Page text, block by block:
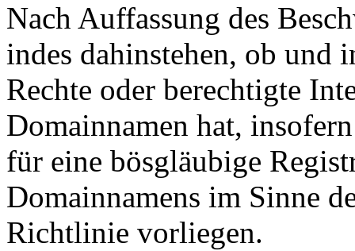
Nach Auffassung des
indes dahinstehen, ob und
Rechte oder berechtigte
Domainnamen hat,
für eine bösgläubige
Domainnamens im Sinne
Richtlinie vorliegen.